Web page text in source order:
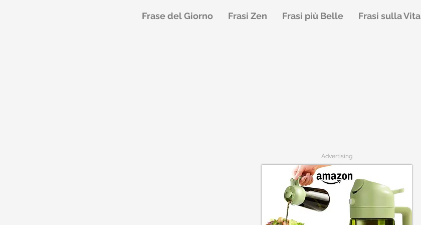
Frase del Giorno Frasi Zen Frasi più Belle Frasi sulla Vita
Advertising